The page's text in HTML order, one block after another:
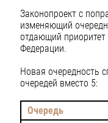
Законопроект с
изменяющий
отдающий
Федерации.
Новая очередность
очередей вместо 5:
Очередь